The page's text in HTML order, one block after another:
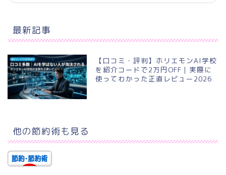
最新記事
【口コミ・評判】ホリエモンAI学校
を紹介コードで2万円OFF｜実際に
使ってわかった正直レビュー2026
他の節約術も見る